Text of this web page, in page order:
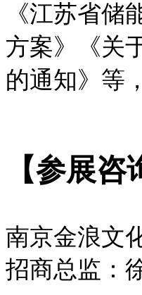
《江苏省储
方案》《关
的通知》等
【参展咨
南京金浪文
招商总监：